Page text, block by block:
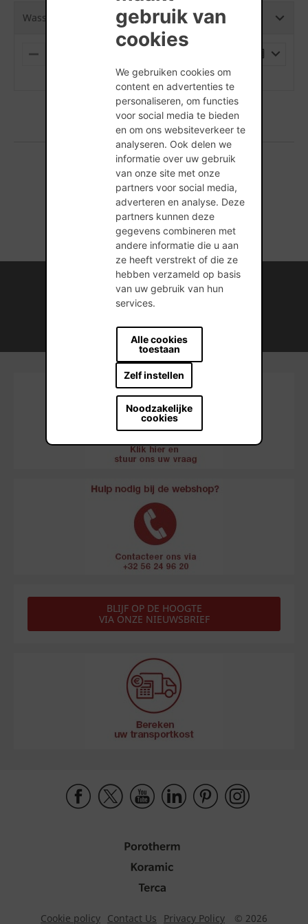
gebruik van
cookies
We gebruiken cookies om
content en advertenties te
personaliseren, om functies
voor social media te bieden
en om ons websiteverkeer te
analyseren. Ook delen we
informatie over uw gebruik
van onze site met onze
partners voor social media,
adverteren en analyse. Deze
partners kunnen deze
gegevens combineren met
andere informatie die u aan
ze heeft verstrekt of die ze
hebben verzameld op basis
van uw gebruik van hun
services.
Alle cookies
toestaan
Zelf instellen
Noodzakelijke
cookies
Wasserstrich Special Orientrood LF - 500 x 100 x 40
M
L
U
S
(min. hoeveelheid is 1 Stuks)
1 producten gevonden
Internationale kennis en ervaring
Professionele naverkoopservice
Duurzame bouwmateriaaloplossingen
BLIJF OP DE HOOGTE
VIA ONZE NIEUWSBRIEF
Cookie policy Contact Us Privacy Policy © 2026